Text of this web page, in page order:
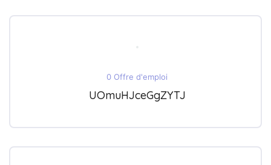
0 Offre d'emploi
UOmuHJceGgZYTJ